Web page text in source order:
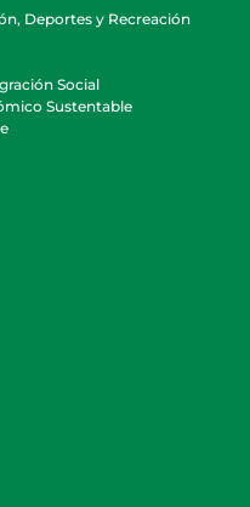
Deportes y Recreación
Social
Sustentable